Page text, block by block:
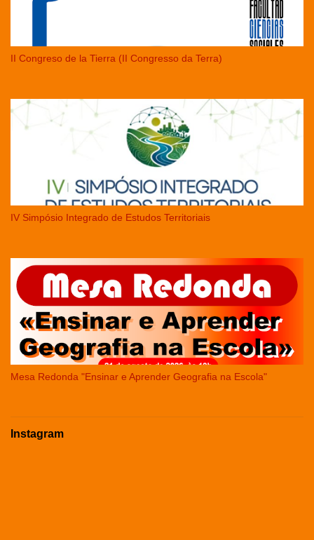
II Congreso de la Tierra (II Congresso da Terra)
IV Simpósio Integrado de Estudos Territoriais
Mesa Redonda "Ensinar e Aprender Geografia na Escola"
Instagram